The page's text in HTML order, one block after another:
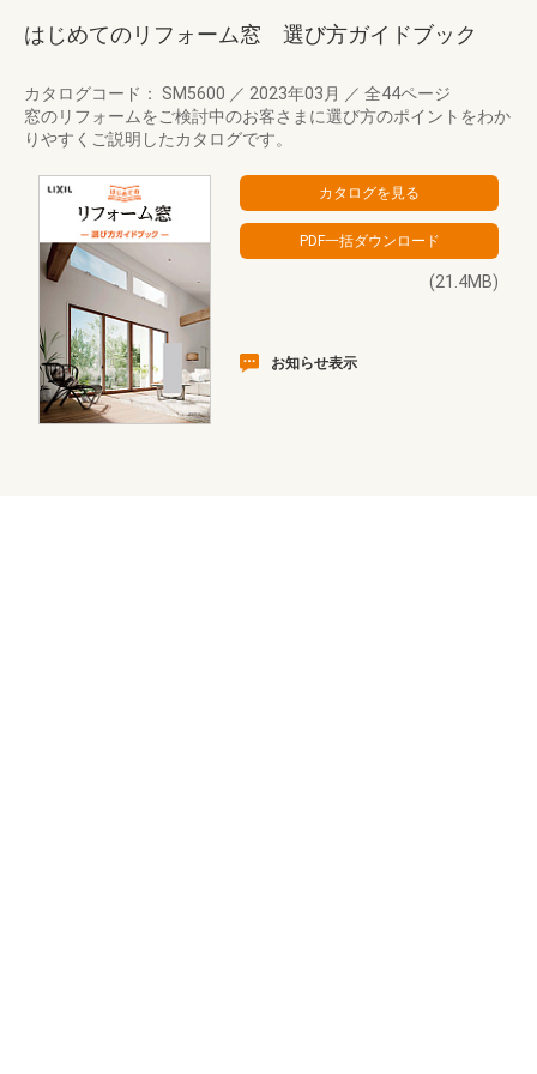
はじめてのリフォーム窓 選び方ガイドブック
カタログコード： SM5600 ／ 2023年03月 ／ 全44ページ
窓のリフォームをご検討中のお客さまに選び方のポイントをわか
りやすくご説明したカタログです。
(21.4MB)
お知らせ表示